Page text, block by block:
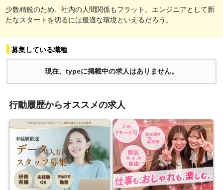
少数精鋭のため、社内の人間関係もフラット。エンジニアとして新
たなスタートを切るには最適な環境といえるだろう。
募集している職種
現在、typeに掲載中の求人はありません。
行動履歴からオススメの求人